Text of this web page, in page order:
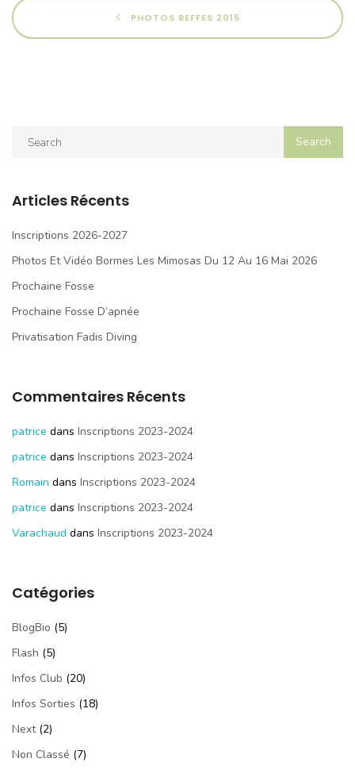
PHOTOS BEFFES 2015
Articles Récents
Inscriptions 2026-2027
Photos Et Vidéo Bormes Les Mimosas Du 12 Au 16 Mai 2026
Prochaine Fosse
Prochaine Fosse D’apnée
Privatisation Fadis Diving
Commentaires Récents
patrice dans Inscriptions 2023-2024
patrice dans Inscriptions 2023-2024
Romain dans Inscriptions 2023-2024
patrice dans Inscriptions 2023-2024
Varachaud dans Inscriptions 2023-2024
Catégories
BlogBio (5)
Flash (5)
Infos Club (20)
Infos Sorties (18)
Next(2)
Non Classé (7)